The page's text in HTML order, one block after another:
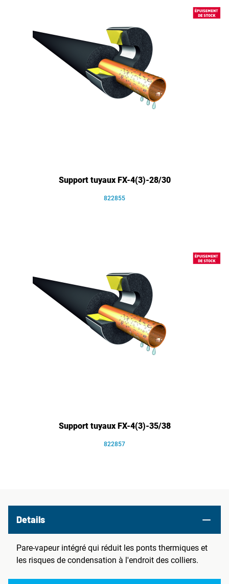
Support tuyaux FX-4(3)-28/30
822855
Support tuyaux FX-4(3)-35/38
822857
Details
Pare-vapeur intégré qui réduit les ponts thermiques et
les risques de condensation à l'endroit des colliers.